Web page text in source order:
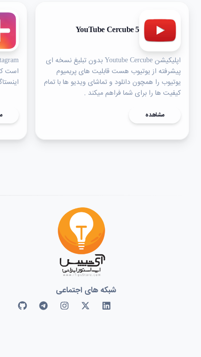
YouTube Cercube 5
اپلیکیشن Youtube Cercube بدون تبلیغ نسخه ای
پیشرفته از یوتیوب هست قابلیت های پریمیوم
یوتیوب را همچون دانلود و تماشای ویدیو ها با تمام
کیفیت ها را برای شما فراهم میکند .
مشاهده
است
شبکه های اجتماعی